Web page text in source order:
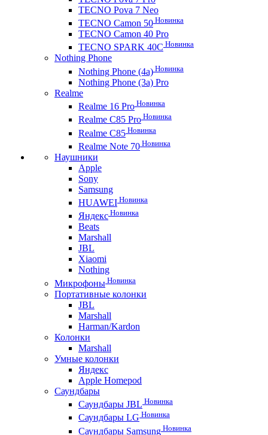
TECNO Pova 7 Neo
TECNO Camon 50 Новинка
TECNO Camon 40 Pro
TECNO SPARK 40C Новинка
Nothing Phone
Nothing Phone (4a) Новинка
Nothing Phone (3a) Pro
Realme
Realme 16 Pro Новинка
Realme C85 Pro Новинка
Realme C85 Новинка
Realme Note 70 Новинка
Наушники
Apple
Sony
Samsung
HUAWEI Новинка
Яндекс Новинка
Beats
Marshall
JBL
Xiaomi
Nothing
Микрофоны Новинка
Портативные колонки
JBL
Marshall
Harman/Kardon
Колонки
Marshall
Умные колонки
Яндекс
Apple Homepod
Саундбары
Саундбары JBL Новинка
Саундбары LG Новинка
Саундбары Samsung Новинка